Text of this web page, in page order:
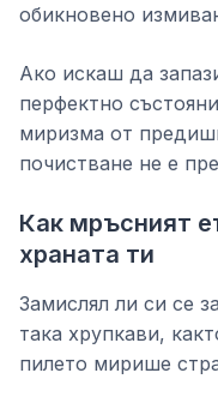
обикновено
Ако искаш да
перфектно
миризма от
почистване не е
Как мръсният
храната ти
Замислял ли си се
така хрупкави,
пилето мирише